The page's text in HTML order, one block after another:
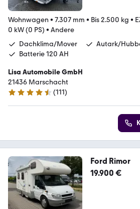
Wohnwagen • 7.307 mm • Bis 2.500 kg •
0 kW (0 PS) • Andere
Dachklima/Mover
Autark/
Batterie 120 AH
Lisa Automobile GmbH
21436 Marschacht
4.6 Sterne
(111)
Ford Rimor
19.900 €